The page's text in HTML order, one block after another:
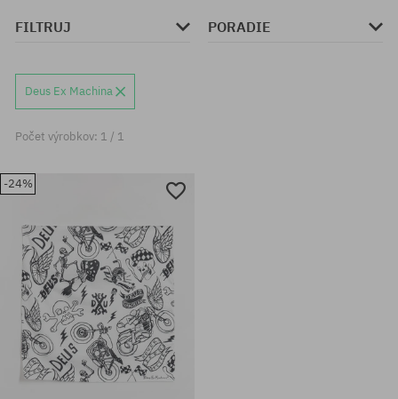
FILTRUJ PORADIE
Deus Ex Machina
Počet výrobkov: 1 / 1
-24%